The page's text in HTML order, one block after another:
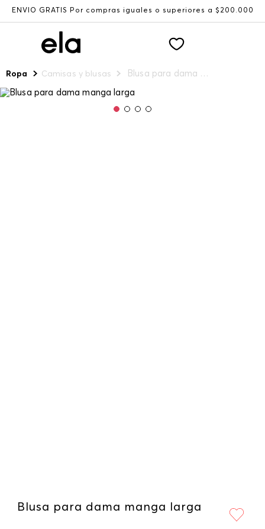
ENVÍO GRATIS Por compras iguales o superiores a $200.000
Ropa Camisas y blusas Blusa para dama manga larga
Blusa para dama manga larga